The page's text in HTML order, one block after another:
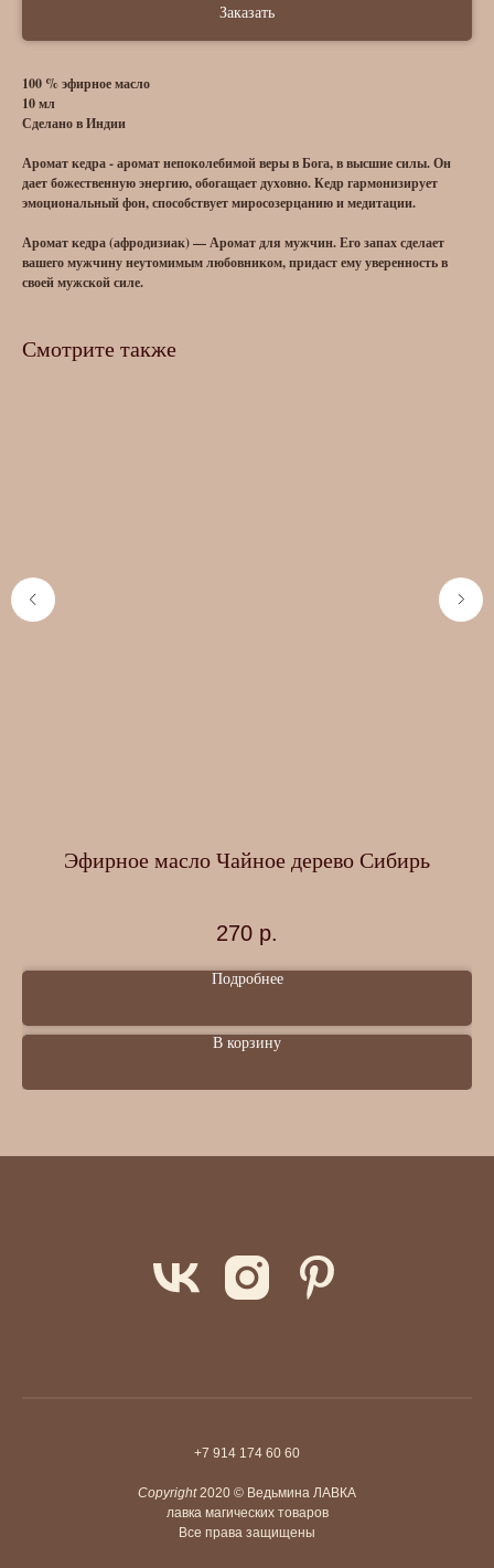
Заказать
100 % эфирное масло
10 мл
Сделано в Индии
Аромат кедра - аромат непоколебимой веры в Бога, в высшие силы. Он
дает божественную энергию, обогащает духовно. Кедр гармонизирует
эмоциональный фон, способствует миросозерцанию и медитации.
Аромат кедра (афродизиак) — Аромат для мужчин. Его запах сделает
вашего мужчину неутомимым любовником, придаст ему уверенность в
своей мужской силе.
Смотрите также
Эфирное масло Чайное дерево Сибирь
270 р.
Подробнее
В корзину
+7 914 174 60 60
Copyright2020 © Ведьмина ЛАВКА
лавка магических товаров
Все права защищены